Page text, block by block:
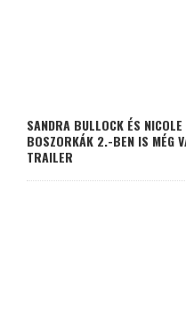
SANDRA BULLOCK ÉS
BOSZORKÁK 2.-BEN IS MÉG
TRAILER